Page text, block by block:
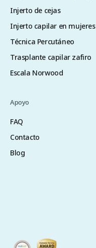
Injerto de cejas
Injerto capilar en mujeres
Técnica Percutáneo
Trasplante capilar zafiro
Escala Norwood
Apoyo
FAQ
Contacto
Blog